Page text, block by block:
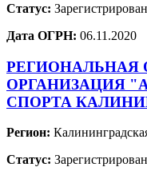
Статус:
Дата ОГРН: 06.11.2020
РЕГИОНАЛЬНАЯ
ОРГАНИЗАЦИЯ
СПОРТА
Регион:
Статус: